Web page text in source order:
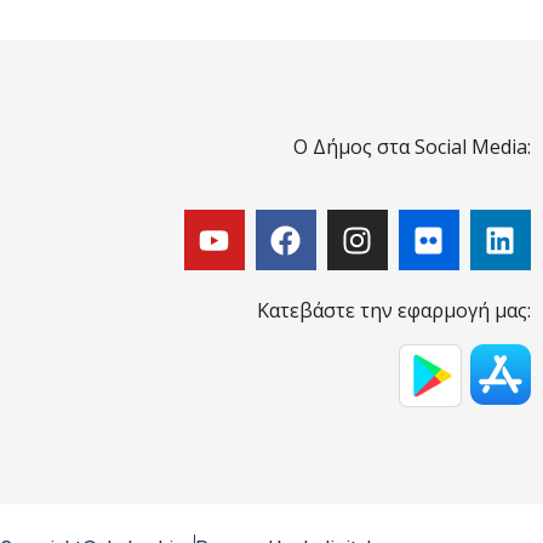
Ο Δήμος στα Social Media:
Κατεβάστε την εφαρμογή μας: